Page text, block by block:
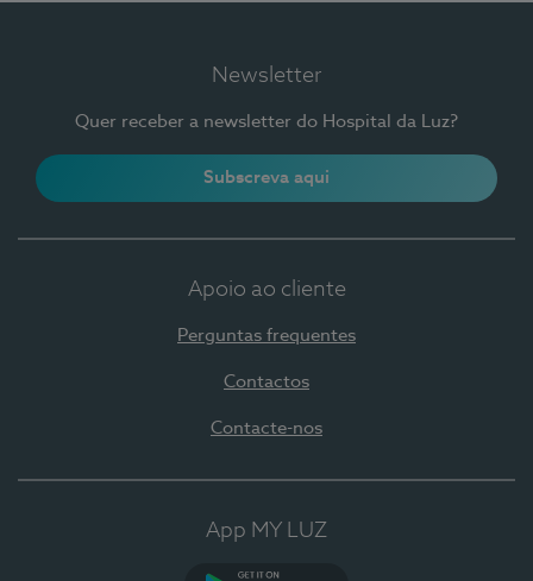
Newsletter
Quer receber a newsletter do Hospital da Luz?
Subscreva aqui
Apoio ao cliente
Perguntas frequentes
Contactos
Contacte-nos
App MY LUZ